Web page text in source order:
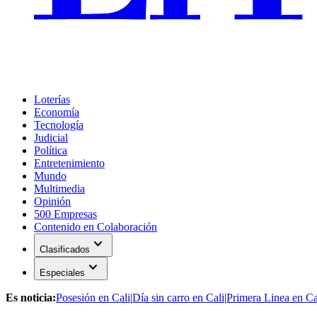
Loterías
Economía
Tecnología
Judicial
Política
Entretenimiento
Mundo
Multimedia
Opinión
500 Empresas
Contenido en Colaboración
Clasificados expand_more
Especiales expand_more
Es noticia:Posesión en Cali|Día sin carro en Cali|Primera Linea en